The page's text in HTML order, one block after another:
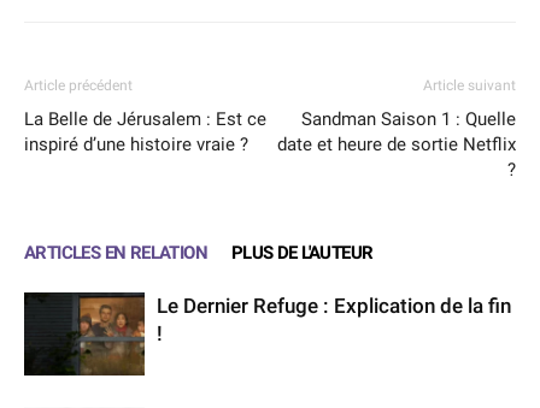
Article précédent
La Belle de Jérusalem : Est ce
inspiré d’une histoire vraie ?
Article suivant
Sandman Saison 1 : Quelle
date et heure de sortie Netflix
?
ARTICLES EN RELATION PLUS DE L'AUTEUR
Le Dernier Refuge : Explication de la fin
!